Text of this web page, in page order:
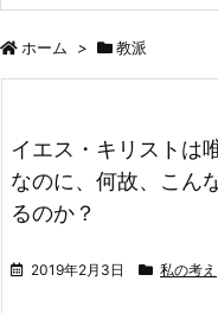
ホーム > 教派
イエス・キリストは
なのに、何故、こん
るのか？
2019年2月3日 私の考え